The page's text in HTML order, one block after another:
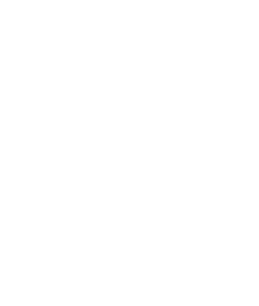
la arquitectura de tus datos
contenido susceptibles de
. Así evitas pérdidas de
para asegurarnos que toda tu
durante la migración.
y SEO
un CMS web a uno nuevo afecta al
conseguido hasta el momento.
clasificaciones de palabras clave
requiere un alto nivel de